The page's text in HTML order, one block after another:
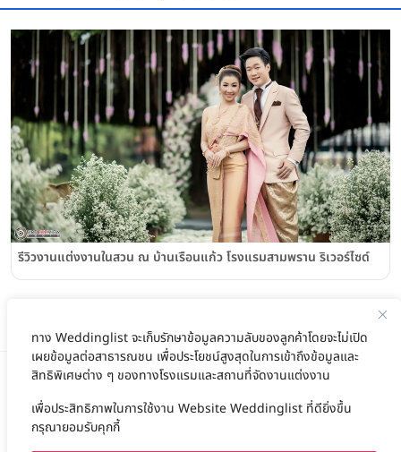
ทาง Weddinglist จะเก็บรักษาข้อมูลความลับของลูกค้าโดยจะไม่เปิด
เผยข้อมูลต่อสาธารณชน เพื่อประโยชน์สูงสุดในการเข้าถึงข้อมูลและ
สิทธิพิเศษต่าง ๆ ของทางโรงแรมและสถานที่จัดงานแต่งงาน
เพื่อประสิทธิภาพในการใช้งาน Website Weddinglist ที่ดียิ่งขึ้น
กรุณายอมรับคุกกี้
รีวิวงานแต่งงานในสวน ณ บ้านเรือนแก้ว โรงแรมสามพราน ริเวอร์ไซด์
สนับสนุนโดย